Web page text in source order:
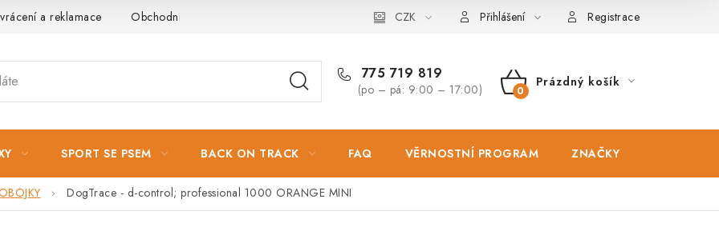
a reklamace Obchodní podmínky Podmínky ochrany osobních údajů Zásady použivání souboru cookies
CZK Přihlášení Registrace
775 719 819
(po – pá: 9:00 – 17:00)
NÁKUPNÍ
Prázdný košík
SPORT SE PSEM BACK ON TRACK FAQ VĚRNOSTNÍ PROGRAM ZNAČKY
DogTrace - d-control; professional 1000 ORANGE MINI